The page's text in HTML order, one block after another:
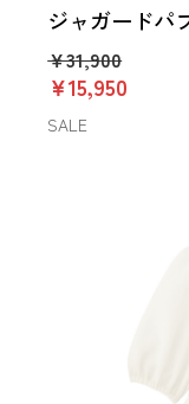
ジャガードパ
￥31,900
￥15,950
SALE